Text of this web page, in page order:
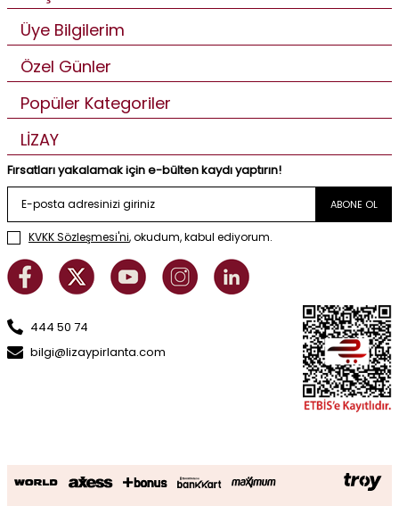
Üye Bilgilerim
Özel Günler
Popüler Kategoriler
LİZAY
Fırsatları yakalamak için e-bülten kaydı yaptırın!
ABONE OL
KVKK Sözleşmesi'ni, okudum, kabul ediyorum.
444 50 74
bilgi@lizaypirlanta.com